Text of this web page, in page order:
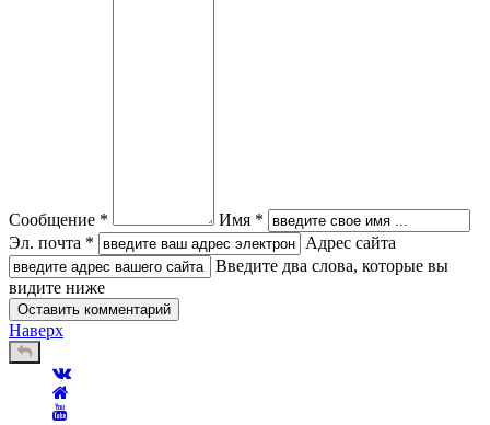
Сообщение *
Имя *
Эл. почта *
Адрес сайта
Введите два слова, которые вы
видите ниже
Наверх